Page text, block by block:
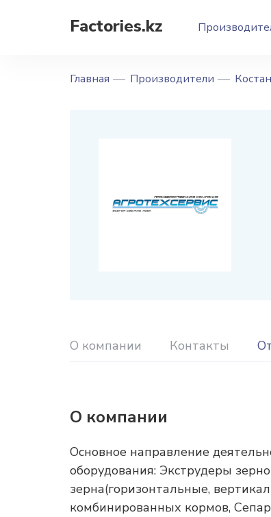
Factories.kz
Главная Производители
О компании Контакты
О компании
Основное направление
оборудования: Экструдеры
зерна(горизонтальные,
комбинированных кормов,